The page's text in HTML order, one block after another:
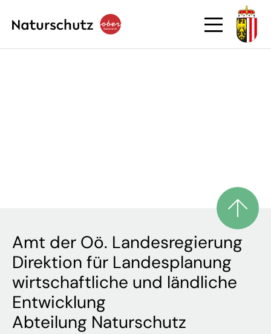
Amt der Oö. Landesregierung
Direktion für Landesplanung
wirtschaftliche und ländliche
Entwicklung
Abteilung Naturschutz